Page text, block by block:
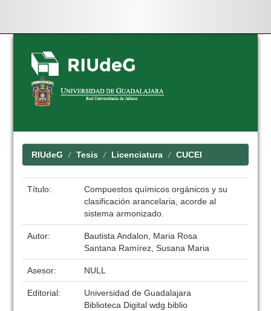
Skip
navigation
RIUdeG Tesis Licenciatura CUCEI
Título:
Compuestos químicos orgánicos y su
clasificación arancelaria, acorde al
sistema armonizado.
Autor:
Bautista Andalon, Maria Rosa
Santana Ramírez, Susana Maria
Asesor: NULL
Editorial:
Universidad de Guadalajara
Biblioteca Digital wdg.biblio